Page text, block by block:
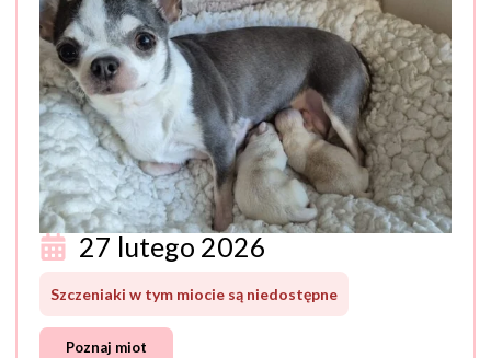
27 lutego 2026
Szczeniaki w tym miocie są niedostępne
Poznaj miot